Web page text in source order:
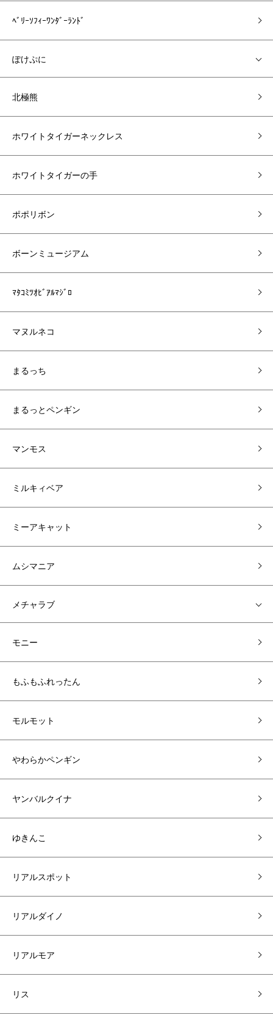
ﾍﾞﾘｰｿﾌｨｰﾜﾝﾀﾞｰﾗﾝﾄﾞ
ぽけぷに
北極熊
ホワイトタイガーネックレス
ホワイトタイガーの手
ポポリボン
ボーンミュージアム
ﾏﾀｺﾐﾂｵﾋﾞｱﾙﾏｼﾞﾛ
マヌルネコ
まるっち
まるっとペンギン
マンモス
ミルキィベア
ミーアキャット
ムシマニア
メチャラブ
モニー
もふもふれったん
モルモット
やわらかペンギン
ヤンバルクイナ
ゆきんこ
リアルスポット
リアルダイノ
リアルモア
リス